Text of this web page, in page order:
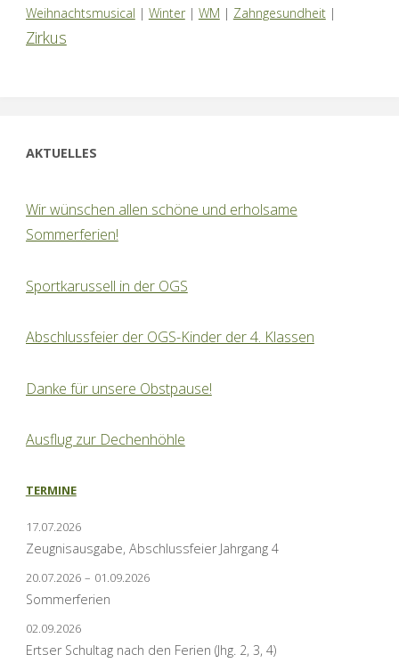
Weihnachtsmusical | Winter| WM | Zahngesundheit|
Zirkus
AKTUELLES
Wir wünschen allen schöne und erholsame
Sommerferien!
Sportkarussell in der OGS
Abschlussfeier der OGS-Kinder der 4. Klassen
Danke für unsere Obstpause!
Ausflug zur Dechenhöhle
TERMINE
17.07.2026
Zeugnisausgabe, Abschlussfeier Jahrgang 4
20.07.2026 – 01.09.2026
Sommerferien
02.09.2026
Ertser Schultag nach den Ferien (Jhg. 2, 3, 4)